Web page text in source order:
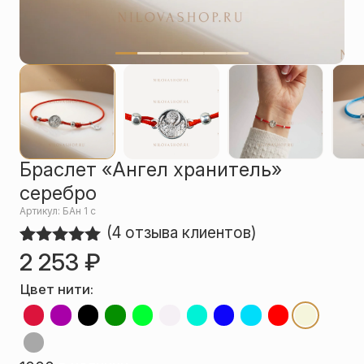
Цепи
Чётки
Шнурки на
Другое
Браслет «Ангел хранитель»
серебро
Артикул: БАн 1 с
Рейтинг
5.00из 5
на основе
опроса
4
пользователей
(4 отзыва клиентов)
2 253 ₽
Цвет нити: